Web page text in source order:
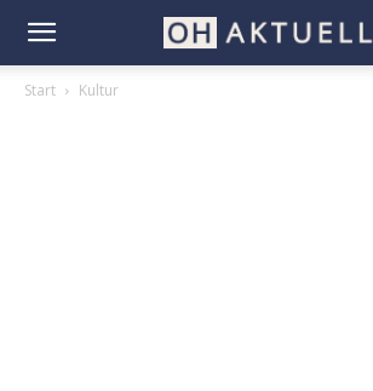
Start Kultur